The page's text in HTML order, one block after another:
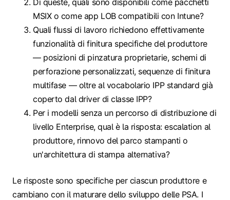
MSIX o come app LOB compatibili con Intune?
Quali flussi di lavoro richiedono effettivamente
funzionalità di finitura specifiche del produttore
— posizioni di pinzatura proprietarie, schemi di
perforazione personalizzati, sequenze di finitura
multifase — oltre al vocabolario IPP standard già
coperto dal driver di classe IPP?
Per i modelli senza un percorso di distribuzione di
livello Enterprise, qual è la risposta: escalation al
produttore, rinnovo del parco stampanti o
un'architettura di stampa alternativa?
Le risposte sono specifiche per ciascun produttore e
cambiano con il maturare dello sviluppo delle PSA. I